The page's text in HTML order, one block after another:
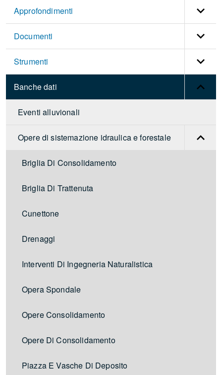
Approfondimenti
Documenti
Strumenti
Banche dati
Eventi alluvionali
Opere di sistemazione idraulica e forestale
Briglia Di Consolidamento
Briglia Di Trattenuta
Cunettone
Drenaggi
Interventi Di Ingegneria Naturalistica
Opera Spondale
Opere Consolidamento
Opere Di Consolidamento
Piazza E Vasche Di Deposito